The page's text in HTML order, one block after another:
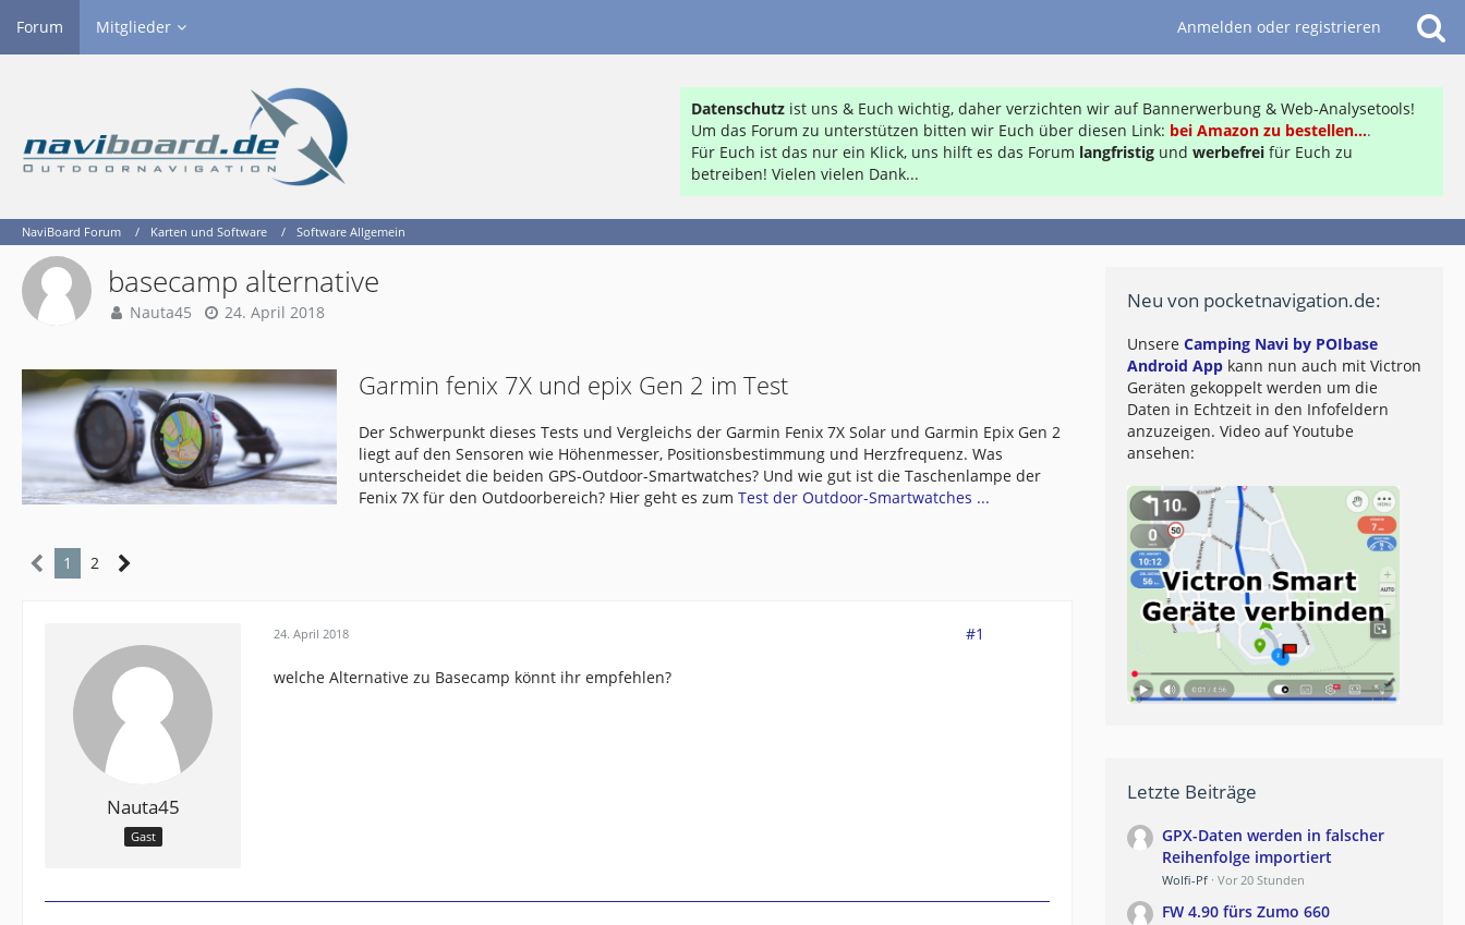
Forum Mitglieder Anmelden oder registrieren
Datenschutz ist uns & Euch wichtig, daher verzichten wir auf Bannerwerbung & Web-Analysetools!
Um das Forum zu unterstützen bitten wir Euch über diesen Link: bei Amazon zu bestellen....
Für Euch ist das nur ein Klick, uns hilft es das Forum langfristig und werbefrei für Euch zu
betreiben! Vielen vielen Dank...
NaviBoard Forum Karten und Software Software Allgemein
basecamp alternative
Nauta45 24. April 2018
Garmin fenix 7X und epix Gen 2 im Test
Der Schwerpunkt dieses Tests und Vergleichs der Garmin Fenix 7X Solar und Garmin Epix Gen 2
liegt auf den Sensoren wie Höhenmesser, Positionsbestimmung und Herzfrequenz. Was
unterscheidet die beiden GPS-Outdoor-Smartwatches? Und wie gut ist die Taschenlampe der
Fenix 7X für den Outdoorbereich? Hier geht es zumTest der Outdoor-Smartwatches ...
1 2
Nauta45
Gast
24. April 2018 #1
welche Alternative zu Basecamp könnt ihr empfehlen?
Neu von pocketnavigation.de:
Unsere Camping Navi by POIbase
Android App kann nun auch mit Victron
Geräten gekoppelt werden um die
Daten in Echtzeit in den Infofeldern
anzuzeigen. Video auf Youtube
ansehen:
Letzte Beiträge
GPX-Daten werden in falscher
Reihenfolge importiert
Wolfi-Pf Vor 20 Stunden
FW 4.90 fürs Zumo 660